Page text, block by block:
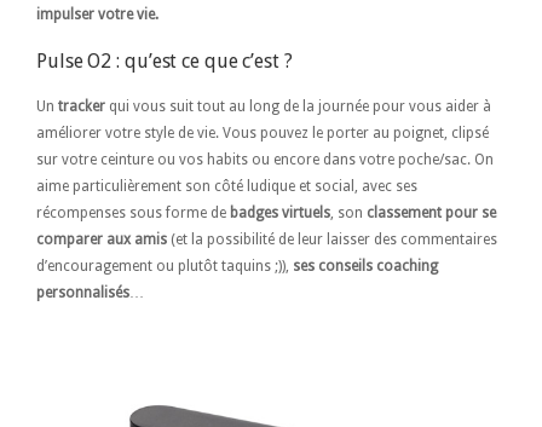
impulser votre vie.
Pulse O2 : qu’est ce que c’est ?
Un tracker qui vous suit tout au long de la journée pour vous aider à
améliorer votre style de vie. Vous pouvez le porter au poignet, clipsé
sur votre ceinture ou vos habits ou encore dans votre poche/sac. On
aime particulièrement son côté ludique et social, avec ses
récompenses sous forme de badges virtuels, son classement pour se
comparer aux amis (et la possibilité de leur laisser des commentaires
d’encouragement ou plutôt taquins ;)), ses conseils coaching
personnalisés…